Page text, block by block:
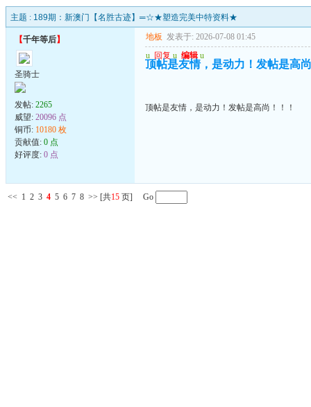
主题 : 189期：新澳门【名胜古迹】═☆★塑造完美中特资料★
【千年等后】
圣骑士
发帖: 2265
威望: 20096 点
铜币: 10180 枚
贡献值: 0 点
好评度: 0 点
地板 发表于: 2026-07-08 01:45
u 回复 u 编辑 u
顶帖是友情，是动力！发帖是高
顶帖是友情，是动力！发帖是高尚！！！
<< 1 2 3 4 5 6 7 8 >> [共15 页] Go